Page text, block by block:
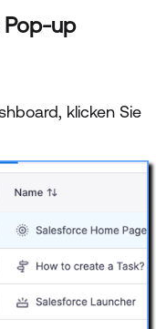
Pop-up
klicken Sie